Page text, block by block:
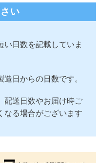
い
日数を記載していま
日からの日数です。
配送日数やお届け時ご
なる場合がございます